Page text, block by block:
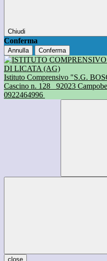
Chiudi
Conferma
Annulla Conferma
Istituto Comprensivo "S.G.
Cascino n. 128
92023
0922464996
close